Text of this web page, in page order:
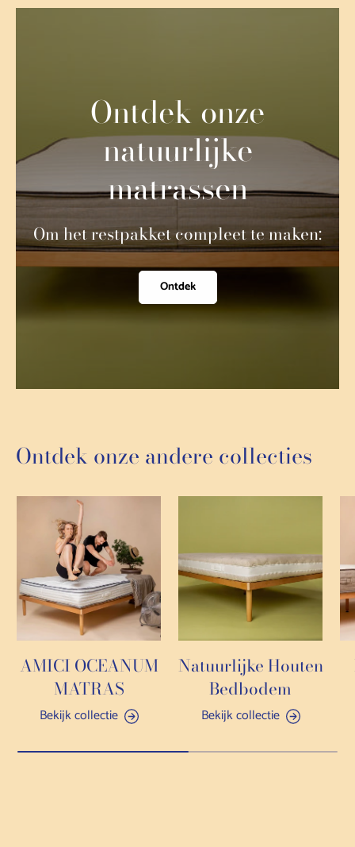
Ontdek onze
natuurlijke
matrassen
Om het restpakket compleet te maken:
Ontdek
Ontdek onze andere collecties
AMICI OCEANUM
MATRAS
Bekijk collectie
Natuurlijke Houten
Bedbodem
Bekijk collectie